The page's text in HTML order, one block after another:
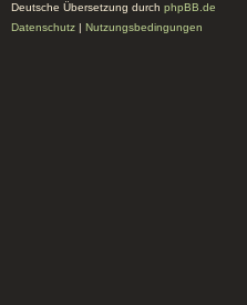
Deutsche Übersetzung durch phpBB.de
Datenschutz | Nutzungsbedingungen